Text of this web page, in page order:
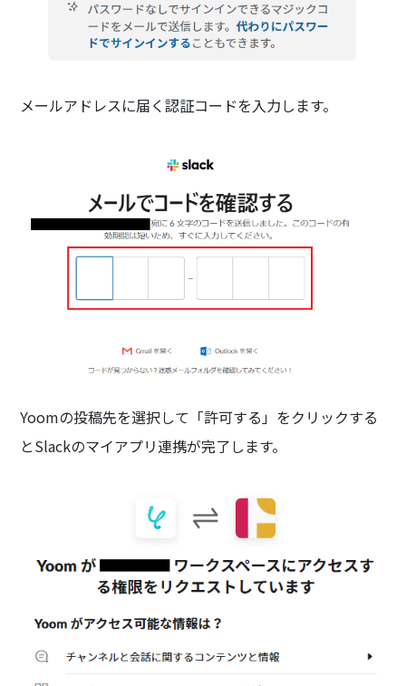
メールアドレスに届く認証コードを入力します。
Yoomの投稿先を選択して「許可する」をクリックする
とSlackのマイアプリ連携が完了します。